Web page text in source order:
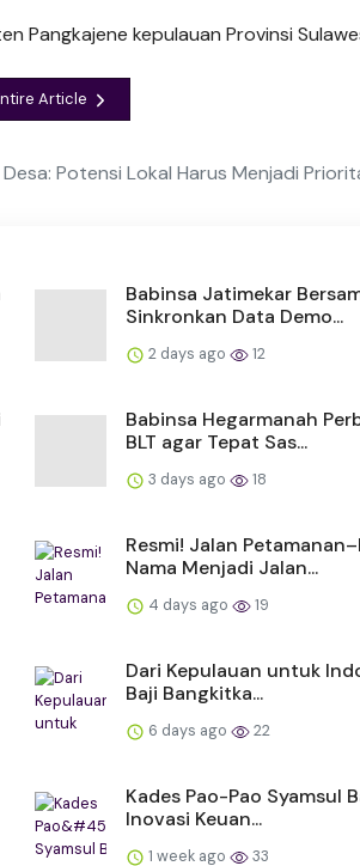
Pangkajene kepulauan Provinsi
Article
Potensi Lokal Harus Menjadi
Babinsa Jatimekar
Sinkronkan Data Demo...
2 days ago 12
Babinsa Hegarmanah
BLT agar Tepat Sas...
3 days ago 18
Resmi! Jalan
Nama Menjadi Jalan...
4 days ago 19
Dari Kepulauan untuk
Baji Bangkitka...
6 days ago 22
Kades Pao-Pao Syamsul
Inovasi Keuan...
1 week ago 33